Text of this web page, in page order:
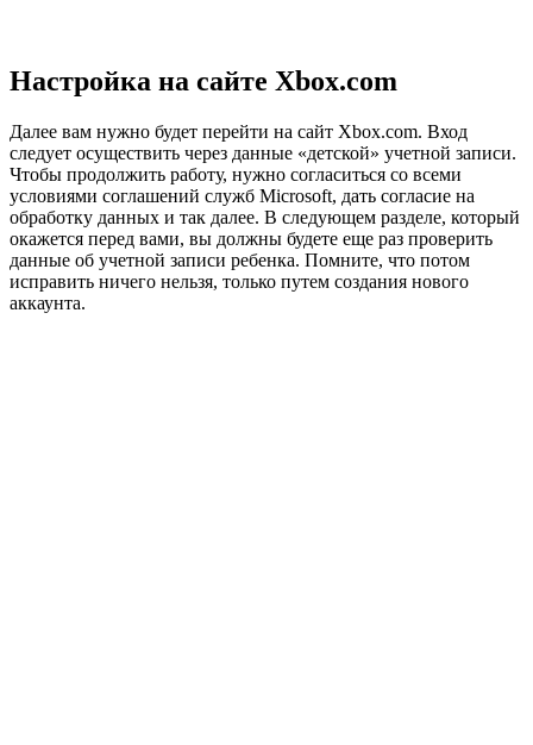
Настройка на сайте Xbox.com
Далее вам нужно будет перейти на сайт Xbox.com. Вход
следует осуществить через данные «детской» учетной записи.
Чтобы продолжить работу, нужно согласиться со всеми
условиями соглашений служб Microsoft, дать согласие на
обработку данных и так далее. В следующем разделе, который
окажется перед вами, вы должны будете еще раз проверить
данные об учетной записи ребенка. Помните, что потом
исправить ничего нельзя, только путем создания нового
аккаунта.